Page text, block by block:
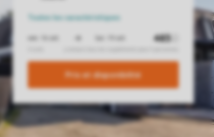
Toutes les caractéristiques
Prix ​​et disponibilité